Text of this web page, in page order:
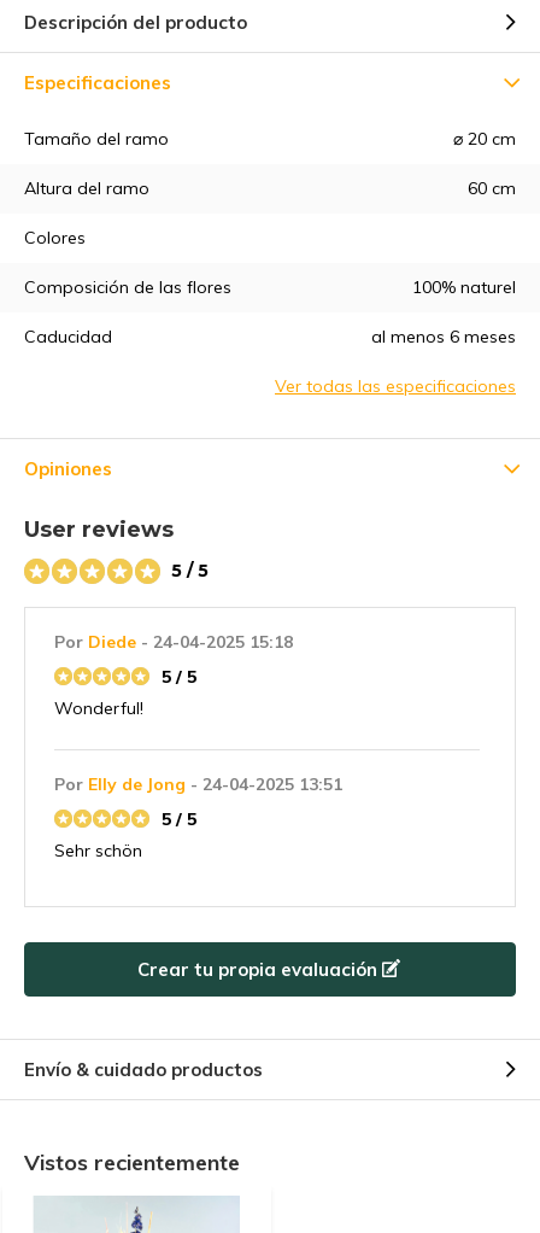
Descripción del producto
Especificaciones
Tamaño del ramo ⌀ 20 cm
Altura del ramo 60 cm
Colores
Composición de las flores 100% naturel
Caducidad al menos 6 meses
Ver todas las especificaciones
Opiniones
User reviews
5 / 5
Por Diede - 24-04-2025 15:18
5 / 5
Wonderful!
Por Elly de Jong - 24-04-2025 13:51
5 / 5
Sehr schön
Crear tu propia evaluación
Envío & cuidado productos
Vistos recientemente
5% de descuento
Utilice el código de descuento rápidamente, ¡antes de que